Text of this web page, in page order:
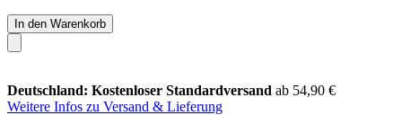
In den Warenkorb
Deutschland: Kostenloser Standardversand ab 54,90 €
Weitere Infos zu Versand & Lieferung